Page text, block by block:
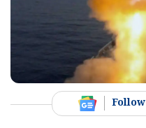
Follow